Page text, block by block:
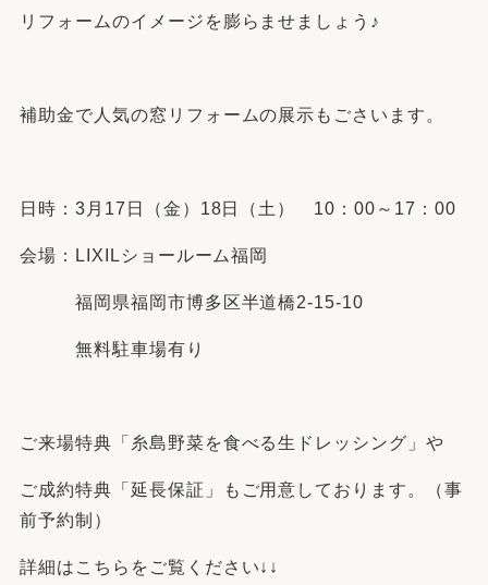
リフォームのイメージを膨らませましょう♪
補助金で人気の窓リフォームの展示もごさいます。
日時：3月17日（金）18日（土） 10：00～17：00
会場：LIXILショールーム福岡
福岡県福岡市博多区半道橋2-15-10
無料駐車場有り
ご来場特典「糸島野菜を食べる生ドレッシング」や
ご成約特典「延長保証」もご用意しております。（事
前予約制）
詳細はこちらをご覧ください↓↓